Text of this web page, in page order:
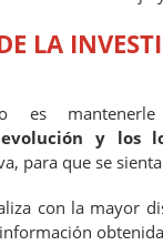
LA
es
y los
para que se
con la mayor